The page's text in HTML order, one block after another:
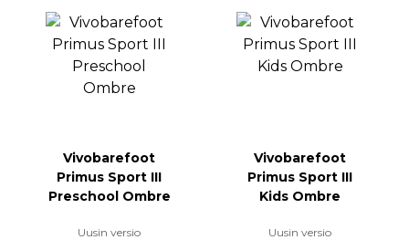
Vivobarefoot
Primus Sport III
Preschool Ombre
Uusin versio
Vivobarefoot
Primus Sport III
Kids Ombre
Uusin versio